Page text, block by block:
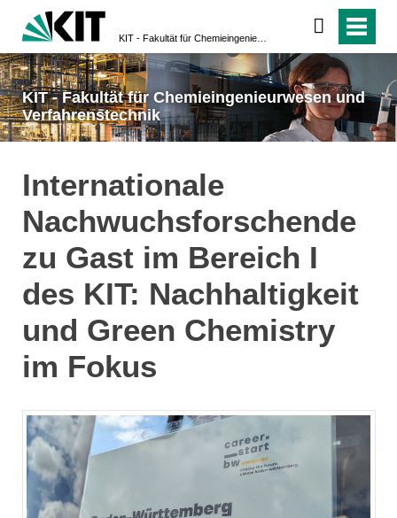
KIT - Fakultät für Chemieingenieurwesen und
Verfahrenstechnik
Internationale
Nachwuchsforschende
zu Gast im Bereich I
des KIT: Nachhaltigkeit
und Green Chemistry
im Fokus